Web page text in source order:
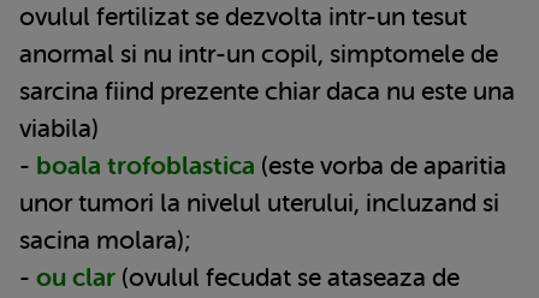
ovulul fertilizat se dezvolta intr-un tesut
anormal si nu intr-un copil, simptomele de
sarcina fiind prezente chiar daca nu este una
viabila)
- boala trofoblastica (este vorba de aparitia
unor tumori la nivelul uterului, incluzand si
sacina molara);
- ou clar (ovulul fecudat se ataseaza de